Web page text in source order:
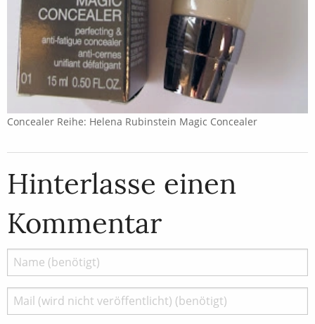
Concealer Reihe: Helena Rubinstein Magic Concealer
Hinterlasse einen
Kommentar